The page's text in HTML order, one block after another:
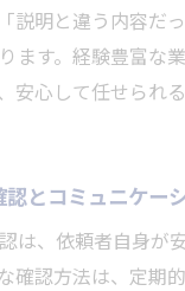
説明と違う内容だ
ます。経験豊富な
安心して任せられ
とコミュニケー
は、依頼者自身が
確認方法は、定期